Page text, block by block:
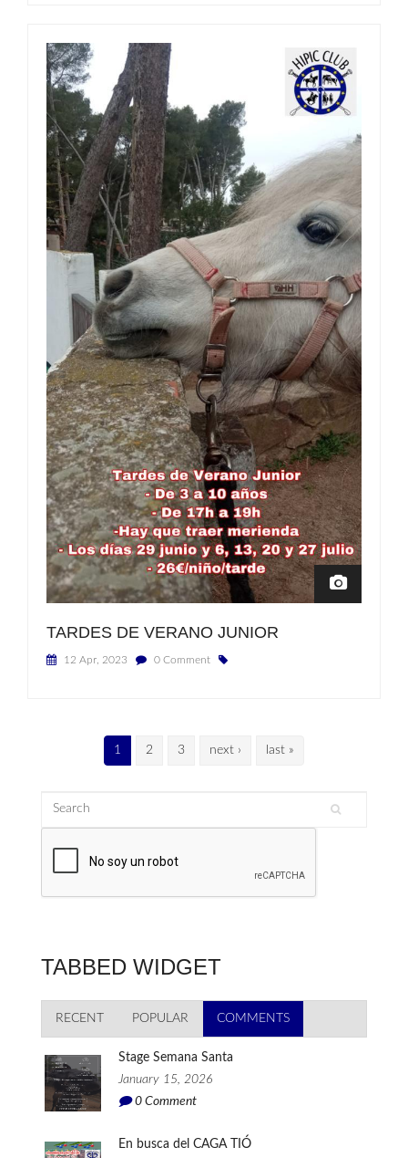
TARDES DE VERANO JUNIOR
12 Apr, 2023 0 Comment
1 2 3 next › last »
Search
TABBED WIDGET
RECENT POPULAR COMMENTS
Stage Semana Santa
January 15, 2026
0 Comment
En busca del CAGA TIÓ